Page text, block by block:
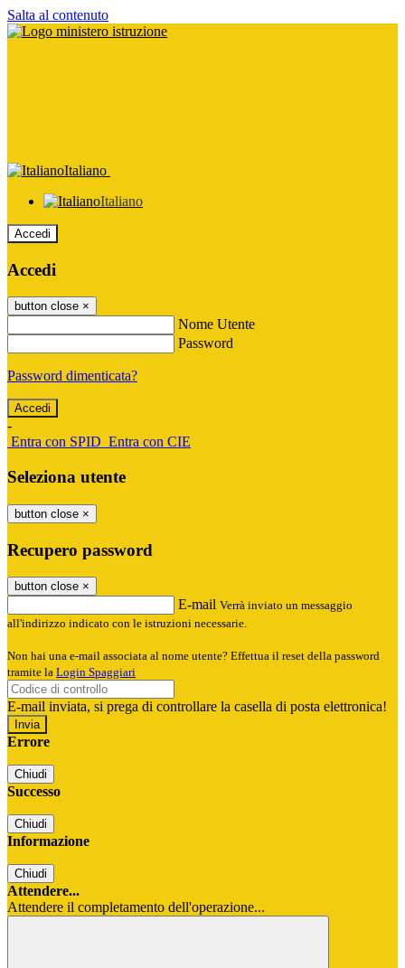
Salta al contenuto
Italiano
Italiano
Accedi
Accedi
button close ×
Nome Utente
Password
Password dimenticata?
-
Entra con SPID Entra con CIE
Seleziona utente
button close ×
Recupero password
button close ×
E-mail Verrà inviato un messaggio
all'indirizzo indicato con le istruzioni necessarie.
Non hai una e-mail associata al nome utente? Effettua il reset della password
tramite la Login Spaggiari
E-mail inviata, si prega di controllare la casella di posta elettronica!
Errore
Chiudi
Successo
Chiudi
Informazione
Chiudi
Attendere...
Attendere il completamento dell'operazione...